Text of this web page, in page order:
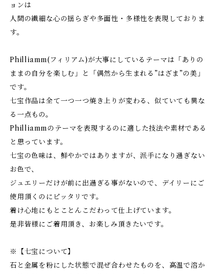
ョンは
人間の繊細な心の揺らぎや多面性・多様性を表現しておりま
す。
Philliamm(フィリアム)が大事にしているテーマは「ありの
ままの自分を楽しむ」と「偶然から生まれる”はざま”の美」
です。
七宝作品は全て一つ一つ焼き上りが変わる、似ていても異な
る一点もの。
Philliammのテーマを表現するのに適した技法や素材である
と思っています。
七宝の色味は、鮮やかではありますが、派手になり過ぎない
お色で、
ジュエリーだけが前に出過ぎる事がないので、デイリーにご
使用頂くのにピッタリです。
着け心地にもとことんこだわって仕上げています。
是非皆様にご着用頂き、お楽しみ頂きたいです。
※【七宝について】
石と金属を粉にした状態で混ぜ合わせたものを、高温で溶か